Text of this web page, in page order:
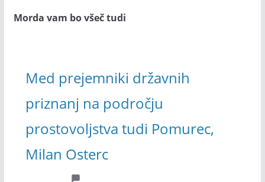
Morda vam bo všeč tudi
Med prejemniki državnih
priznanj na področju
prostovoljstva tudi Pomurec,
Milan Osterc